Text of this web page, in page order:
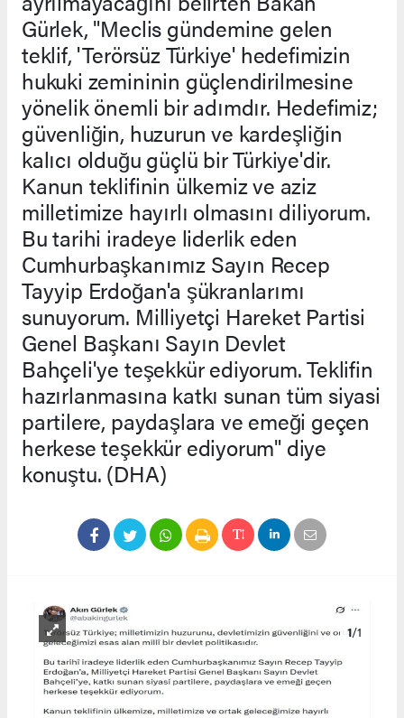
Gürlek, "Meclis gündemine gelen
teklif, 'Terörsüz Türkiye' hedefimizin
hukuki zemininin güçlendirilmesine
yönelik önemli bir adımdır. Hedefimiz;
güvenliğin, huzurun ve kardeşliğin
kalıcı olduğu güçlü bir Türkiye'dir.
Kanun teklifinin ülkemiz ve aziz
milletimize hayırlı olmasını diliyorum.
Bu tarihi iradeye liderlik eden
Cumhurbaşkanımız Sayın Recep
Tayyip Erdoğan'a şükranlarımı
sunuyorum. Milliyetçi Hareket Partisi
Genel Başkanı Sayın Devlet
Bahçeli'ye teşekkür ediyorum. Teklifin
hazırlanmasına katkı sunan tüm siyasi
partilere, paydaşlara ve emeği geçen
herkese teşekkür ediyorum" diye
konuştu. (DHA)
1/1